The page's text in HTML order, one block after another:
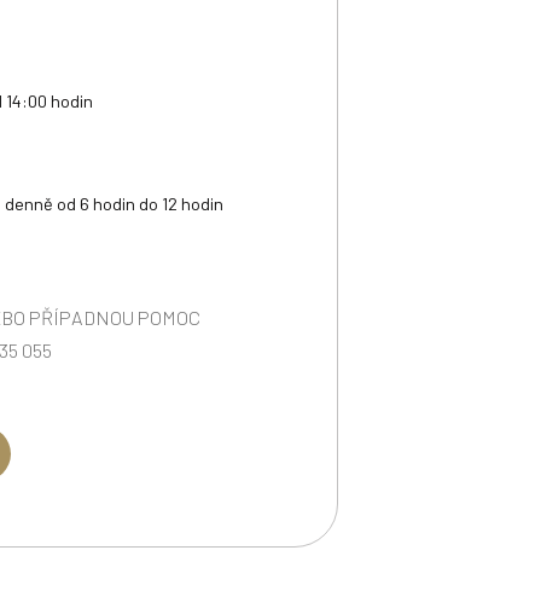
14:00 hodin
denně od 6 hodin do 12 hodin
PŘÍPADNOU POMOC
055